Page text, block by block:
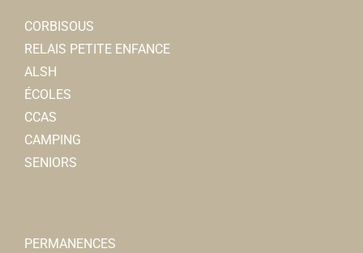
CORBISOUS
RELAIS PETITE ENFANCE
ALSH
ÉCOLES
CCAS
CAMPING
SENIORS
PERMANENCES